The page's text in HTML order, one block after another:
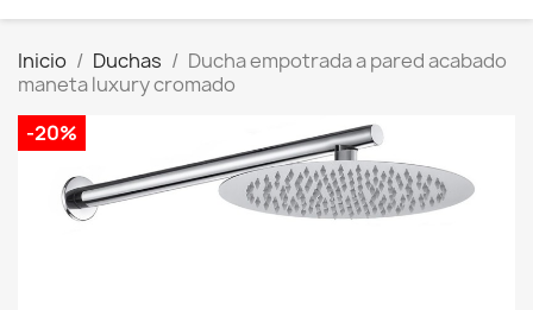
Inicio Duchas
Ducha empotrada a pared acabado
maneta luxury cromado
-20%